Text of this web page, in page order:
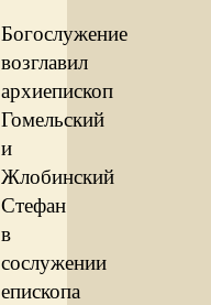
Богослужение
возглавил
архиепископ
Гомельский
и
Жлобинский
Стефан
в
сослужении
епископа